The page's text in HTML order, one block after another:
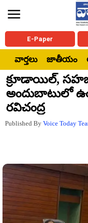
E-Paper
వార్తలు జాతీయం
క్రూడాయిల్,
అందుబాటులో
రవిచంద్ర
Published By Voice Today